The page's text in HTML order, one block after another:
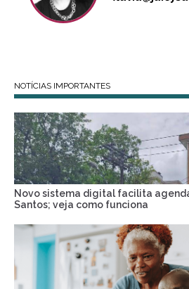
NOTÍCIAS IMPORTANTES
Novo sistema digital facilita
Santos; veja como funciona